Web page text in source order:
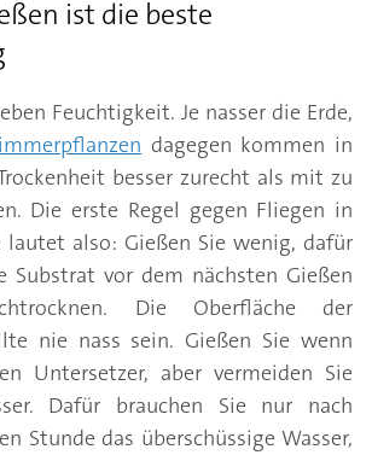
ist die beste
Feuchtigkeit. Je nasser die Erde,
dagegen kommen in
besser zurecht als mit zu
Die erste Regel gegen Fliegen in
lautet also: Gießen Sie wenig, dafür
Substrat vor dem nächsten Gießen
Die Oberfläche der
nie nass sein. Gießen Sie wenn
Untersetzer, aber vermeiden Sie
Dafür brauchen Sie nur nach
Stunde das überschüssige Wasser,